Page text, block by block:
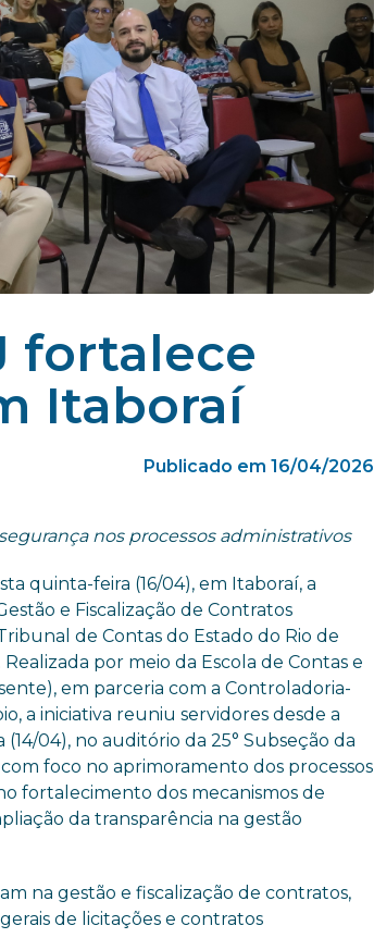
fortalece
Itaboraí
Publicado em 16/04/2026
nos processos administrativos
quinta-feira (16/04), em Itaboraí, a
e Fiscalização de Contratos
de Contas do Estado do Rio de
Realizada por meio da Escola de Contas e
em parceria com a Controladoria-
a iniciativa reuniu servidores desde a
04), no auditório da 25° Subseção da
foco no aprimoramento dos processos
fortalecimento dos mecanismos de
da transparência na gestão
na gestão e fiscalização de contratos,
de licitações e contratos